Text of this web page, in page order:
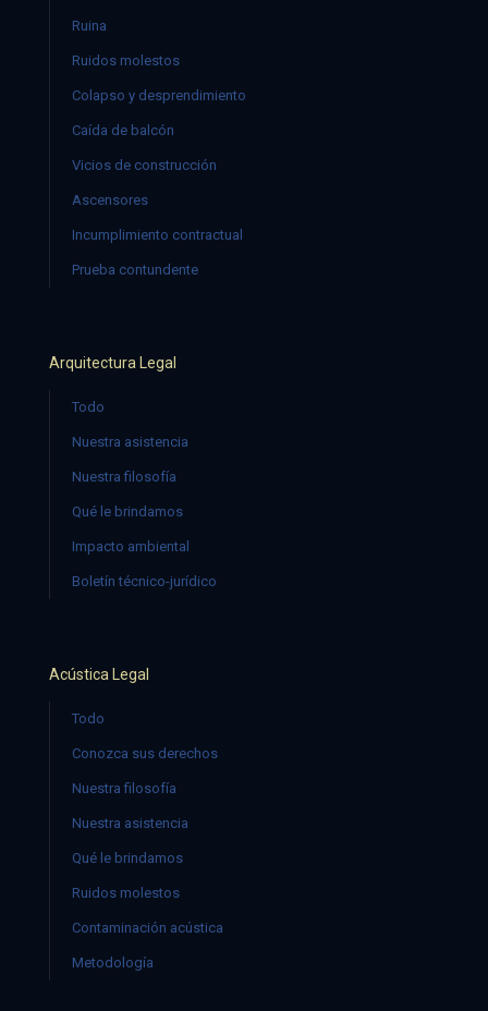
Ruina
Ruidos molestos
Colapso y desprendimiento
Caída de balcón
Vicios de construcción
Ascensores
Incumplimiento contractual
Prueba contundente
Arquitectura Legal
Todo
Nuestra asistencia
Nuestra filosofía
Qué le brindamos
Impacto ambiental
Boletín técnico-jurídico
Acústica Legal
Todo
Conozca sus derechos
Nuestra filosofía
Nuestra asistencia
Qué le brindamos
Ruidos molestos
Contaminación acústica
Metodología